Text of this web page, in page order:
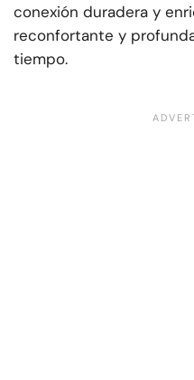
conexión duradera y
reconfortante y
tiempo.